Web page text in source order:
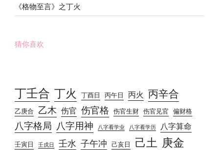
《格物至言》之丁火
猜你喜欢
丁壬合 丁火 丁酉日 丙午日 丙火 丙辛合
乙庚合 乙木 伤官 伤官格 伤官生财 伤官见官 偏财格
八字格局 八字用神 八字看学业 八字看学历 八字算命
壬寅日 壬戌日 壬水 子午冲 己亥日 己土 庚金